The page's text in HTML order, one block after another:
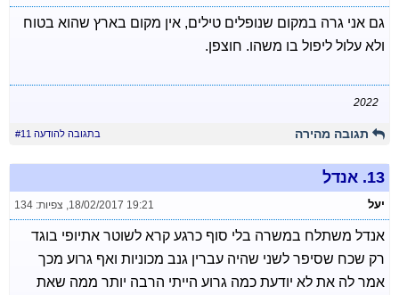
גם אני גרה במקום שנופלים טילים, אין מקום בארץ שהוא בטוח
ולא עלול ליפול בו משהו. חוצפן.
2022
תגובה מהירה בתגובה להודעה #11
13. אנדל
יעל 18/02/2017 19:21
, צפיות: 134
אנדל משתלח במשרה בלי סוף כרגע קרא לשוטר אתיופי בוגד
רק שכח שסיפר לשני שהיה עברין גנב מכוניות ואף גרוע מכך
אמר לה את לא יודעת כמה גרוע הייתי הרבה יותר ממה שאת